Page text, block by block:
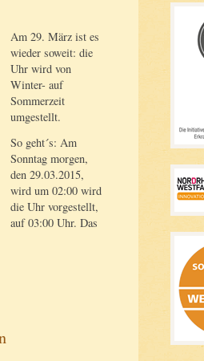
Am 29. März ist es
wieder soweit: die
Uhr wird von
Winter- auf
Sommerzeit
umgestellt.
So geht´s: Am
Sonntag morgen,
den 29.03.2015,
wird um 02:00 wird
die Uhr vorgestellt,
auf 03:00 Uhr. Das